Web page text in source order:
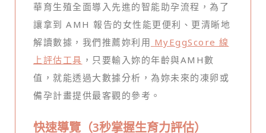
華育生殖全面導入先進的智能助孕流程，為了
讓拿到 AMH 報告的女性能更便利、更清晰地
解讀數據，我們推薦妳利用 MyEggScore 線
上評估工具 ，只要輸入妳的年齡與AMH數
值，就能透過大數據分析，為妳未來的凍卵或
備孕計畫提供最客觀的參考。
快速導覽（3秒掌握生育力評估）